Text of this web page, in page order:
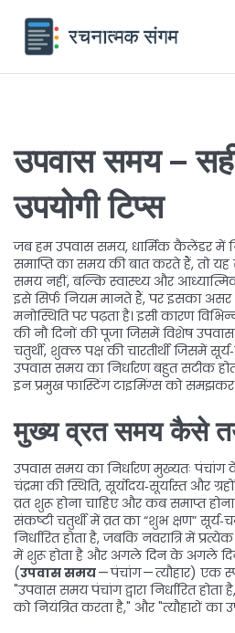
उपवास समय –
उपयोगी टिप्स
जब हमउपवास समय, धार्मिक कैलेंडर में
समाप्ति का समयकी बात करते हैं, तो यह
समय नहीं, बल्कि स्वास्थ्य और
इसे सिर्फ नियम मानते हैं, पर इसका असर
मनोस्थिति पर पढ़ता है। इसी कारण
की नौ दिनों की पूजा जिसमें विशेष
चतुर्थी, शुक्ल पक्ष की चारतीर्थी जिसमें
उपवास समय का निर्धारण बहुत सटीक
इन प्रमुख फास्टिंग टाइमिंग्स को
मुख्य व्रत समय कैसे
उपवास समय का निर्धारण मुख्यतः पंचांग के
चंद्रमा की स्थिति, सूर्योदय‑सूर्यास्त और
व्रत शुरू होना चाहिए और कब समाप्त
संकष्टी चतुर्थी में व्रत का “शुभ क्षण”
निर्धारित होता है, जबकि नवरात्रि में
में शुरू होता है और अगले दिन के अगले
(उपवास समय— पंचांग — त्यौहार) एक
"उपवास समय पंचांग द्वारा निर्धारित
को नियंत्रित करता है," और "त्यौहारों का